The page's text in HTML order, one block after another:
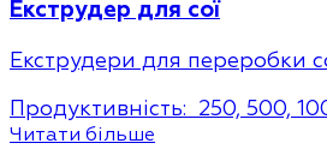
Екструдер для сої
Екструдери для переробки
Продуктивність: 250, 500,
Читати більше